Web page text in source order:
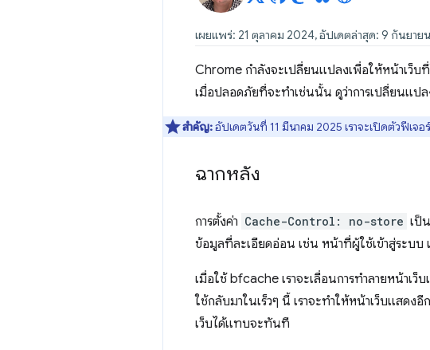
เผยแพร่: 21 ตุลาคม 2024, อัปเดตล่าสุด: 9 กันยาย
Chrome กำลังจะเปลี่ยนแปลงเพื่อให้หน้าเว็บ
เมื่อปลอดภัยที่จะทำเช่นนั้น ดูว่าการเปลี่ยนแ
สำคัญ:อัปเดตวันที่ 11 มีนาคม 2025 เราจะเปิดตัวฟีเจ
ฉากหลัง
การตั้งค่า Cache-Control: no-store เป็
ข้อมูลที่ละเอียดอ่อน เช่น หน้าที่ผู้ใช้เข้าสู่ระบบ
เมื่อใช้ bfcache เราจะเลื่อนการทำลายหน้าเ
ใช้กลับมาในเร็วๆ นี้ เราจะทำให้หน้าเว็บแสดง
เว็บได้แทบจะทันที